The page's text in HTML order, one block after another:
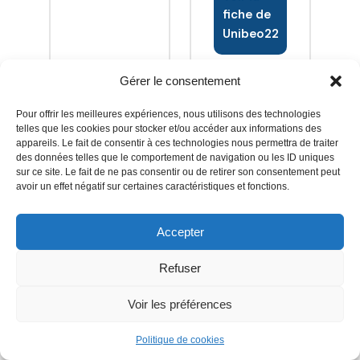
Gérer le consentement
Pour offrir les meilleures expériences, nous utilisons des technologies
telles que les cookies pour stocker et/ou accéder aux informations des
appareils. Le fait de consentir à ces technologies nous permettra de traiter
des données telles que le comportement de navigation ou les ID uniques
sur ce site. Le fait de ne pas consentir ou de retirer son consentement peut
avoir un effet négatif sur certaines caractéristiques et fonctions.
Accepter
Refuser
Voir les préférences
Politique de cookies
vous
satisfaire,
tout en
veillant à
une
professionnelle
dans l ADN
de notre
entreprise
Chaque
projet est
unique.
Nous
apportons
un expertise
budget.
l'installation,
et le suivi de
piscines.
Mon
engagement
envers
l'excellence
client
construction
de piscines
béton, pour
camping ,
hôtel...
Concept de
piscine
beton(UNIBEO),coulé
en une
ferraillage, ni
béton ...
fiche de
Unibeo22
Dans le département des Côtes-
Brieuc, Lannion, Dinan ou dans les villes
Perros et Perros Guirec, trouver un